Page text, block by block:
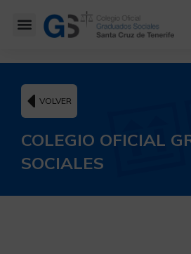
VOLVER
COLEGIO OFICIAL
SOCIALES